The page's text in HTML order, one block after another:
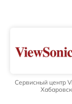
Сервисный центр